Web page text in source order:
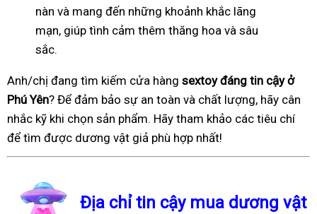
nàn và mang đến những khoảnh khắc lãng
mạn, giúp tình cảm thêm thăng hoa và sâu
sắc.
Anh/chị đang tìm kiếm cửa hàng sextoy đáng tin cậy ở
Phú Yên? Để đảm bảo sự an toàn và chất lượng, hãy cân
nhắc kỹ khi chọn sản phẩm. Hãy tham khảo các tiêu chí
để tìm được dương vật giả phù hợp nhất!
Địa chỉ tin cậy mua dương vật